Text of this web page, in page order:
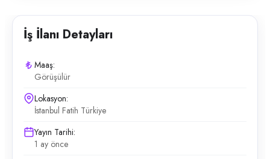
İş İlanı Detayları
Maaş:
Görüşülür
Lokasyon:
İstanbul Fatih Türkiye
Yayın Tarihi:
1 ay önce